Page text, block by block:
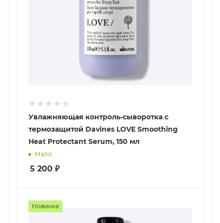
Увлажняющая контроль-сыворотка с
термозащитой Davines LOVE Smoothing
Heat Protectant Serum, 150 мл
Мало
5 200 ₽
Новинка